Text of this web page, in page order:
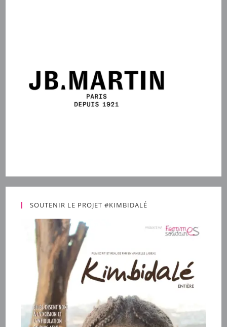
SOUTENIR LE PROJET #KIMBIDALÉ